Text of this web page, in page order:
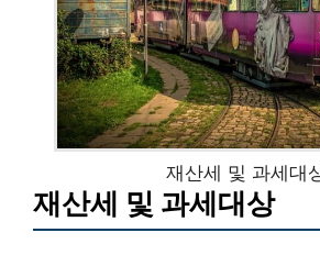
재산세 및 과세대
재산세 및 과세대상